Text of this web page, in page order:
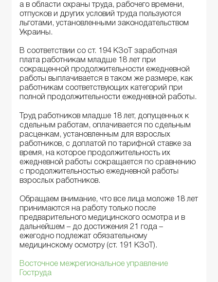
а в области охраны труда, рабочего времени,
отпусков и других условий труда пользуются
льготами, установленными законодательством
Украины.
В соответствии со ст. 194 КЗоТ заработная
плата работникам младше 18 лет при
сокращенной продолжительности ежедневной
работы выплачивается в таком же размере, как
работникам соответствующих категорий при
полной продолжительности ежедневной работы.
Труд работников младше 18 лет, допущенных к
сдельным работам, оплачивается по сдельным
расценкам, установленным для взрослых
работников, с доплатой по тарифной ставке за
время, на которое продолжительность их
ежедневной работы сокращается по сравнению
с продолжительностью ежедневной работы
взрослых работников.
Обращаем внимание, что все лица моложе 18 лет
принимаются на работу только после
предварительного медицинского осмотра и в
дальнейшем – до достижения 21 года –
ежегодно подлежат обязательному
медицинскому осмотру (ст. 191 КЗоТ).
Восточное межрегиональное управление
Гоструда